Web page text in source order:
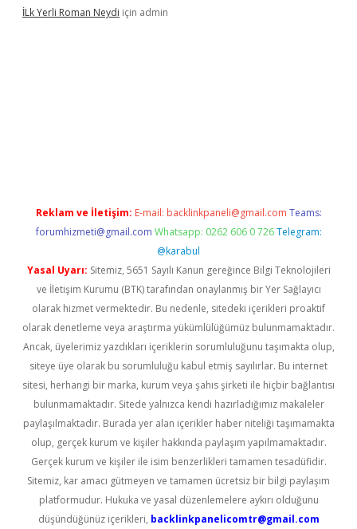
İLk Yerli Roman Neydi için admin
Reklam ve İletişim: E-mail: backlinkpaneli@gmail.com Teams:
forumhizmeti@gmail.com Whatsapp: 0262 606 0 726 Telegram:
@karabul
Yasal Uyarı: Sitemiz, 5651 Sayılı Kanun gereğince Bilgi Teknolojileri
ve İletişim Kurumu (BTK) tarafından onaylanmış bir Yer Sağlayıcı
olarak hizmet vermektedir. Bu nedenle, sitedeki içerikleri proaktif
olarak denetleme veya araştırma yükümlülüğümüz bulunmamaktadır.
Ancak, üyelerimiz yazdıkları içeriklerin sorumluluğunu taşımakta olup,
siteye üye olarak bu sorumluluğu kabul etmiş sayılırlar. Bu internet
sitesi, herhangi bir marka, kurum veya şahıs şirketi ile hiçbir bağlantısı
bulunmamaktadır. Sitede yalnızca kendi hazırladığımız makaleler
paylaşılmaktadır. Burada yer alan içerikler haber niteliği taşımamakta
olup, gerçek kurum ve kişiler hakkında paylaşım yapılmamaktadır.
Gerçek kurum ve kişiler ile isim benzerlikleri tamamen tesadüfidir.
Sitemiz, kar amacı gütmeyen ve tamamen ücretsiz bir bilgi paylaşım
platformudur. Hukuka ve yasal düzenlemelere aykırı olduğunu
düşündüğünüz içerikleri, backlinkpanelicomtr@gmail.com